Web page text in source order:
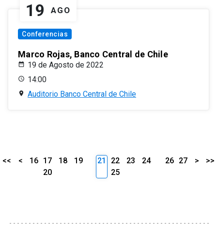
19 AGO
Conferencias
Marco Rojas, Banco Central de Chile
19 de Agosto de 2022
14:00
Auditorio Banco Central de Chile
<< < 16 17 18
19
20
21 22 23
24
25
26 27 > >>